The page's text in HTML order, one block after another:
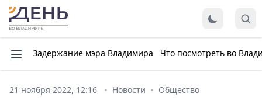
Задержание мэра Владимира Что посмотреть во
21 ноября 2022, 12:16 Новости Общество